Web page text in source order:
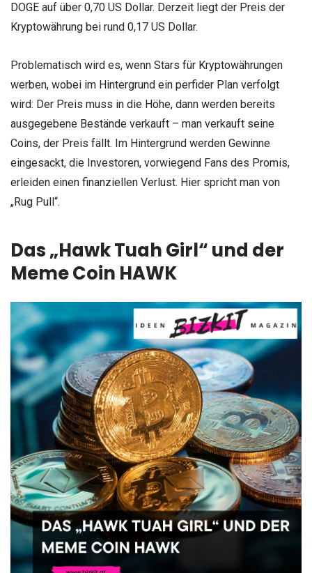
DOGE auf über 0,70 US Dollar. Derzeit liegt der Preis der
Kryptowährung bei rund 0,17 US Dollar.
Problematisch wird es, wenn Stars für Kryptowährungen
werben, wobei im Hintergrund ein perfider Plan verfolgt
wird: Der Preis muss in die Höhe, dann werden bereits
ausgegebene Bestände verkauft – man verkauft seine
Coins, der Preis fällt. Im Hintergrund werden Gewinne
eingesackt, die Investoren, vorwiegend Fans des Promis,
erleiden einen finanziellen Verlust. Hier spricht man von
„Rug Pull“.
Das „Hawk Tuah Girl“ und der
Meme Coin HAWK